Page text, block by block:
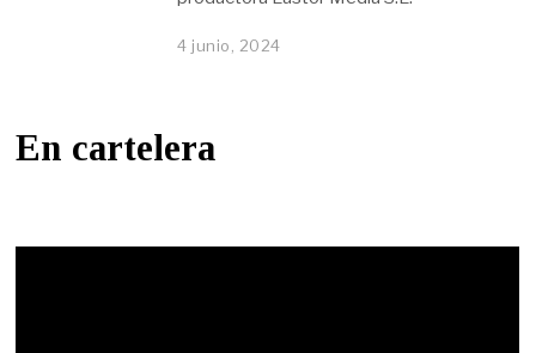
4 junio, 2024
En cartelera